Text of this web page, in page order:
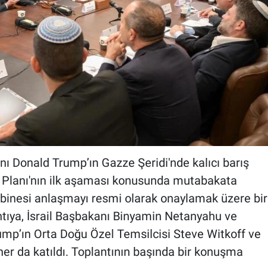
Donald Trump’ın Gazze Şeridi'nde kalıcı barış
ilk aşaması konusunda mutabakata
anlaşmayı resmi olarak onaylamak üzere bir
İsrail Başbakanı Binyamin Netanyahu ve
Orta Doğu Özel Temsilcisi Steve Witkoff ve
da katıldı. Toplantının başında bir konuşma